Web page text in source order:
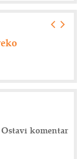
Ostavi komentar